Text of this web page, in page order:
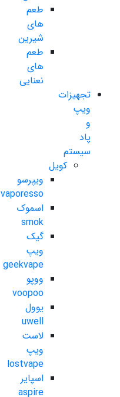
طعم
های
شیرین
طعم
های
نعنایی
تجهیزات
ویپ
و
پاد
سیستم
کویل
ویپرسو
vaporesso
اسموک
smok
گیک
ویپ
geekvape
ووپو
voopoo
یوول
uwell
لاست
ویپ
lostvape
اسپایر
aspire